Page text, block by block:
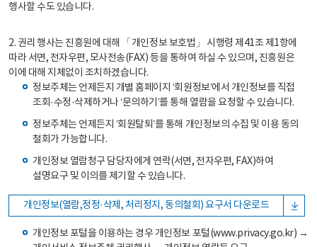
행사할 수도 있습니다.
2. 권리 행사는 진흥원에 대해 「개인정보 보호법」 시행령 제41조 제1항에
따라 서면, 전자우편, 모사전송(FAX) 등을 통하여 하실 수 있으며, 진흥원은
이에 대해 지체없이 조치하겠습니다.
정보주체는 언제든지 개별 홈페이지 ‘회원정보’에서 개인정보를 직접
조회·수정·삭제하거나 ‘문의하기’를 통해 열람을 요청할 수 있습니다.
정보주체는 언제든지 ‘회원탈퇴’를 통해 개인정보의 수집 및 이용 동의
철회가 가능합니다.
개인정보 열람청구 담당자에게 연락(서면, 전자우편, FAX)하여
설명요구 및 이의를 제기할 수 있습니다.
개인정보(열람,정정·삭제, 처리정지, 동의철회) 요구서 다운로드
개인정보 포털을 이용하는 경우 개인정보 포털(www.privacy.go.kr) →